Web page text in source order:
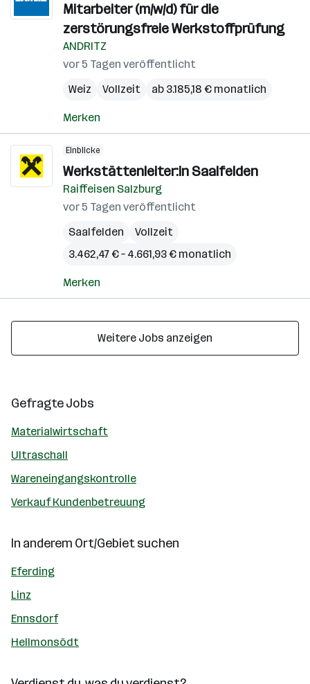
Mitarbeiter (m/w/d) für die
zerstörungsfreie Werkstoffprüfung
ANDRITZ
vor 5 Tagen veröffentlicht
Weiz
Vollzeit ab 3.185,18 € monatlich
Merken
Einblicke
Werkstättenleiter:in Saalfelden
Raiffeisen Salzburg
vor 5 Tagen veröffentlicht
Saalfelden
Vollzeit
3.462,47 € – 4.661,93 € monatlich
Merken
Weitere Jobs anzeigen
Gefragte Jobs
Materialwirtschaft
Ultraschall
Wareneingangskontrolle
Verkauf Kundenbetreuung
In anderem Ort/Gebiet suchen
Eferding
Linz
Ennsdorf
Hellmonsödt